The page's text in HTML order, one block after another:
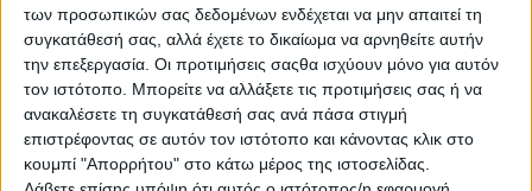
των προσωπικών σας δεδομένων ενδέχεται να μην απαιτεί τη
συγκατάθεσή σας, αλλά έχετε το δικαίωμα να αρνηθείτε αυτήν
την επεξεργασία. Οι προτιμήσεις σαςθα ισχύουν μόνο για αυτόν
τον ιστότοπο. Μπορείτε να αλλάξετε τις προτιμήσεις σας ή να
ανακαλέσετε τη συγκατάθεσή σας ανά πάσα στιγμή
επιστρέφοντας σε αυτόν τον ιστότοπο και κάνοντας κλικ στο
κουμπί "Απορρήτου" στο κάτω μέρος της ιστοσελίδας.
Πως καταχωρώ αγγελία στο kritikes-
aggelies.gr;
Εφόσον έχετε κάνει εγγραφή στο kritikes-aggelies.gr
(βλ.παραπάνω), επιλέγετεΚαταχώρηση Αγγελίας
(πάνω δεξιά σε κάθε σελίδα του site). Θα μεταβείτε
στην πλατφόρμα συμπλήρωσης αγγελίας.